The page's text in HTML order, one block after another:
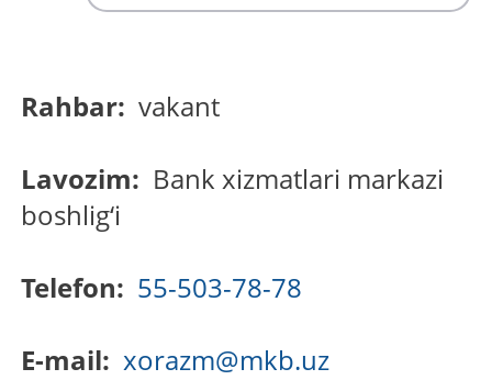
Rahbar: vakant
Lavozim: Bank xizmatlari markazi
boshlig‘i
Telefon: 55-503-78-78
E-mail: xorazm@mkb.uz